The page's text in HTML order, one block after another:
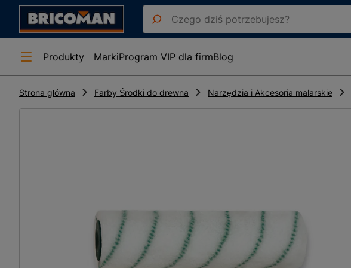
Produkty MarkiProgram VIP dla firmBlog
Strona główna Farby Środki do drewna Narzędzia i Akcesoria malarskie